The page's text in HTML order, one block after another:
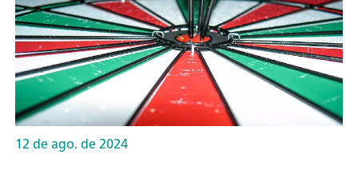
12 de ago. de 2024